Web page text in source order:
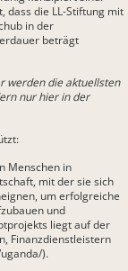
dass die LL-Stiftung mit
in der
beträgt
werden die aktuellsten
nur hier in der
Menschen in
mit der sie sich
um erfolgreiche
und
liegt auf der
Finanzdienstleistern
).